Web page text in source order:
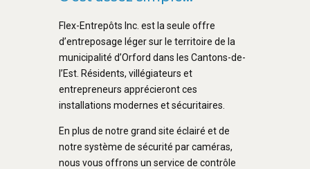
Flex-Entrepôts Inc. est la seule offre
d’entreposage léger sur le territoire de la
municipalité d’Orford dans les Cantons-de-
l’Est. Résidents, villégiateurs et
entrepreneurs apprécieront ces
installations modernes et sécuritaires.
En plus de notre grand site éclairé et de
notre système de sécurité par caméras,
nous vous offrons un service de contrôle